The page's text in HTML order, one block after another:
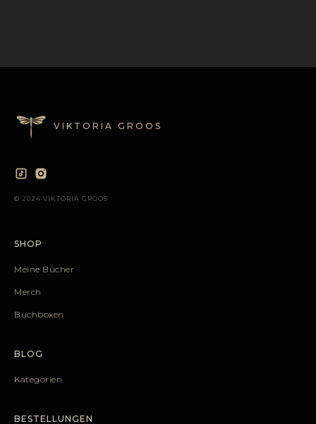
VIKTORIA GROOS
© 2024 VIKTORIA GROOS
SHOP
Meine Bücher
Merch
Buchboxen
BLOG
Kategorien
BESTELLUNGEN